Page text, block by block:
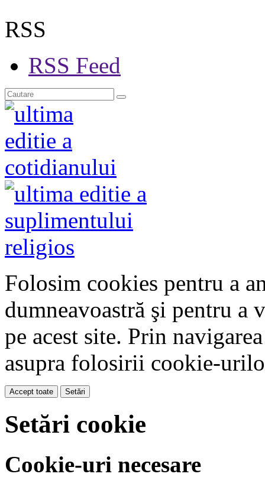
RSS
RSS Feed
Folosim cookies pentru a
dumneavoastră şi pentru a
pe acest site. Prin
asupra folosirii cookie-
Accept toate Setări
Setări cookie
Cookie-uri necesare